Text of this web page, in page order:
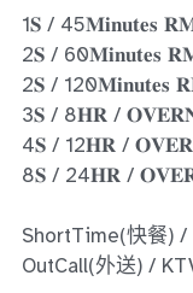
Permas
Kebun Teh
JB Town 1
JB Town 2
JB Town 3
1𝐒 / 45𝐌𝐢𝐧𝐮𝐭𝐞𝐬
2𝐒 / 60𝐌𝐢𝐧𝐮𝐭𝐞𝐬
2𝐒 / 120𝐌𝐢𝐧𝐮𝐭𝐞𝐬
3𝐒 / 8𝐇𝐑 /
4𝐒 / 12𝐇𝐑 /
8𝐒 / 24𝐇𝐑 /
ShortTime(快餐)
OutCall(外送) /